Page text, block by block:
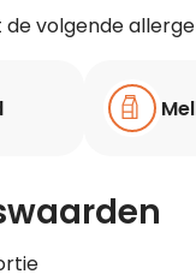
volgende